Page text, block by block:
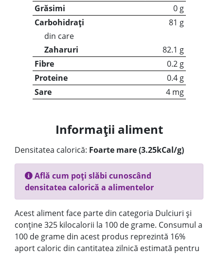
Grăsimi
0 g
Carbohidrați
81 g
din care
Zaharuri
82.1 g
Fibre
0.2 g
Proteine
0.4 g
Sare
4 mg
Informații aliment
Densitatea calorică: Foarte mare (3.25kCal/g)
Află cum poți slăbi cunoscând
densitatea calorică a alimentelor
Acest aliment face parte din categoria Dulciuri și
conține 325 kilocalorii la 100 de grame. Consumul a
100 de grame din acest produs reprezintă 16%
aport caloric din cantitatea zilnică estimată pentru